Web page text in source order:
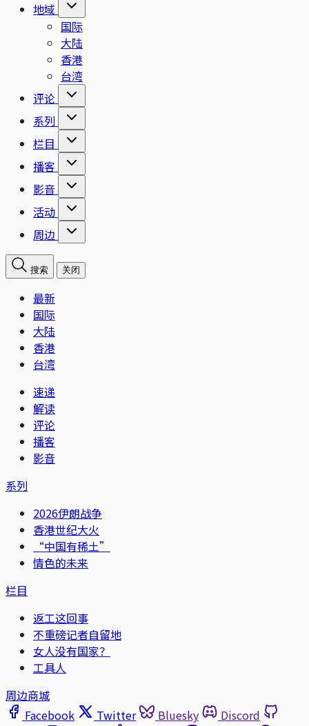
地域
国际
大陆
香港
台湾
评论
系列
栏目
播客
影音
活动
周边
搜索 关闭
最新
国际
大陆
香港
台湾
速递
解读
评论
播客
影音
系列
2026伊朗战争
香港世纪大火
“中国有稀土”
情色的未来
栏目
返工这回事
不重磅记者自留地
女人没有国家？
工具人
周边商城
Facebook
Twitter Bluesky
Discord